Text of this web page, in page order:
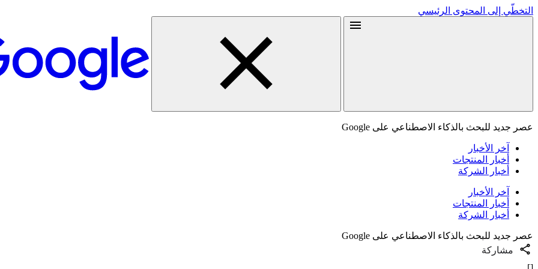
التخطّي إلى المحتوى الرئيسي
عصر جديد للبحث بالذكاء الاصطناعي على Google
آخر الأخبار
أخبار المنتجات
أخبار الشركة
آخر الأخبار
أخبار المنتجات
أخبار الشركة
عصر جديد للبحث بالذكاء الاصطناعي على Google
مشاركة